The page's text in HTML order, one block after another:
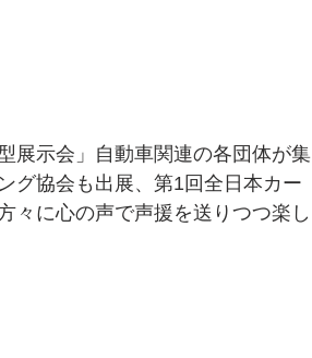
展示会」自動車関連の各団体が集
グ協会も出展、第1回全日本カー
々に心の声で声援を送りつつ楽し